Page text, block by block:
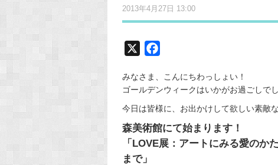
2013年4月27日 13:00
c
e
b
o
o
みなさま、こんにちわっしょい！
ゴールデンウィークはいかがお過ごしで
今日は皆様に、お出かけして欲しい素敵
森美術館にて始まります！
「LOVE展：アートにみる愛の
まで」